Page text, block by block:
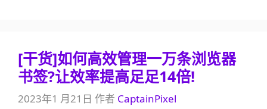
[干货]如何高效管理一万条浏览器
书签?让效率提高足足14倍!
2023年1 月21日 作者 CaptainPixel